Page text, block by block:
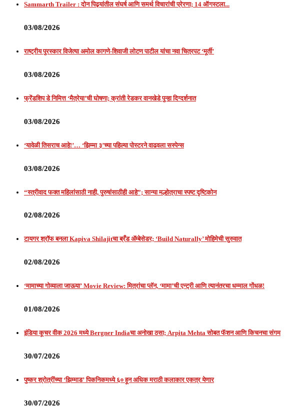
Sammarth Trailer : दोन पिढ्यांतील संघर्ष आणि समर्थ विचारांची प्रेरणा; 14 ऑगस्टला...
03/08/2026
राष्ट्रीय पुरस्कार विजेत्या अमोल कागणे-शिवाजी लोटण पाटील यांचा नवा चित्रपट ‘मूर्ती’
03/08/2026
फ्रेंडशिप डे निमित्त ‘मैत्रेया’ची घोषणा; क्रांती रेडकर वानखेडे पुन्हा दिग्दर्शनात
03/08/2026
‘यावेळी तिसराच आहे!’… ‘झिम्मा ३’च्या पहिल्या पोस्टरने वाढवला सस्पेन्स
03/08/2026
“स्त्रीवाद फक्त महिलांसाठी नाही, पुरुषांसाठीही आहे”; सान्या मल्होत्राचा स्पष्ट दृष्टिकोन
02/08/2026
टायगर श्रॉफ बनला Kapiva Shilajitचा ब्रँड ॲम्बेसेडर; ‘Build Naturally’ मोहिमेची सुरुवात
02/08/2026
‘मामाच्या गोव्याला जाऊया’ Movie Review: मित्रांचा प्लॅन, ‘मामा’ची एन्ट्री आणि त्यानंतरचा धम्माल गोंधळ!
01/08/2026
इंडिया कूचर वीक 2026 मध्ये Bergner Indiaचा अनोखा ठसा; Arpita Mehta सोबत फॅशन आणि किचनचा संगम
30/07/2026
पुष्कर श्रोत्रींच्या ‘झिम्माड’ पिकनिकमध्ये ६० हून अधिक मराठी कलाकार एकत्र येणार
30/07/2026